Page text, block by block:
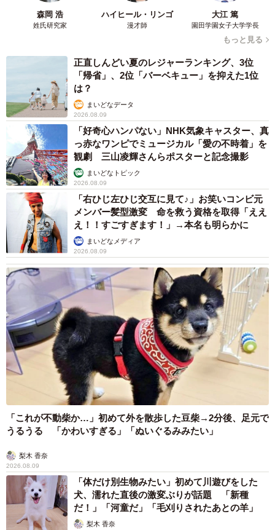
森岡 浩
姓氏研究家
ハイヒール・リンゴ
漫才師
大江 篤
園田学園女子大学学長
もっと見る
正直しんどい夏のレジャーランキング、3位
「帰省」、2位「バーベキュー」を抑えた1位
は？
まいどなデータ
2026.08.09
「好奇心ハンパない」NHK気象キャスター、真
っ赤なワンピでミュージカル「愛の不時着」を
観劇 三山凌輝さんらポスターと記念撮影
まいどなトピック
2026.08.09
「右ひじ左ひじ交互に見て♪」お笑いコンビ元
メンバー髪型激変 命を救う資格を取得「ええ
え！！すごすぎます！」→本名も明らかに
まいどなメディア
2026.08.09
「これが不動柴か…」初めて外を散歩した豆柴→2分後、足元で
うるうる 「かわいすぎる」「ぬいぐるみみたい」
梨木 香奈
2026.08.09
「体だけ別生物みたい」初めて川遊びをした
犬、濡れた直後の激変ぶりが話題 「新種
だ！」「河童だ」「毛刈りされたあとの羊」
梨木 香奈